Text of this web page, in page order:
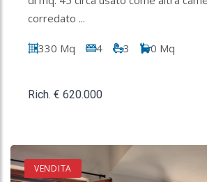
corredato ...
330 Mq 4 3 0 Mq
Rich. € 620.000
VENDITA